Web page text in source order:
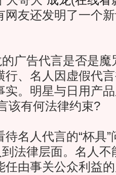
网友还发明了一个
告代言是否是魔
行、名人因虚假代
实。明星与日用产
该有何法律约束?
人代言的“杯具”
法律层面。名人不
任由事关公众利益